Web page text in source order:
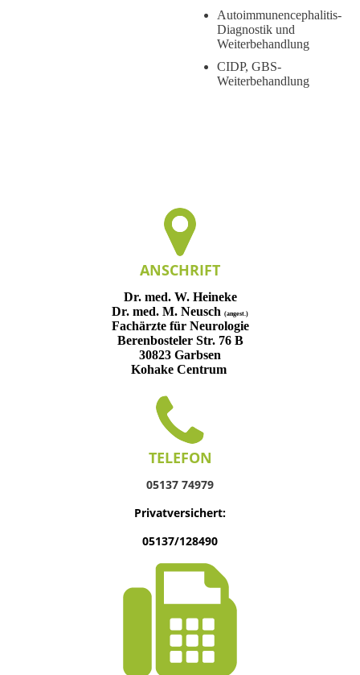
Autoimmunencephalitis-
Diagnostik und
Weiterbehandlung
CIDP, GBS-
Weiterbehandlung
ANSCHRIFT
Dr. med. W. Heineke
Dr. med. M. Neusch (angest.)
Fachärzte für Neurologie
Berenbosteler Str. 76 B
30823 Garbsen
Kohake Centrum
TELEFON
05137 74979
Privatversichert:
05137/128490